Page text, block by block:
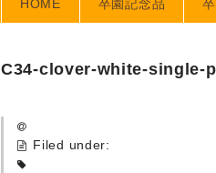
HOME 卒園記念品
C34-clover-white-single-
Filed under: